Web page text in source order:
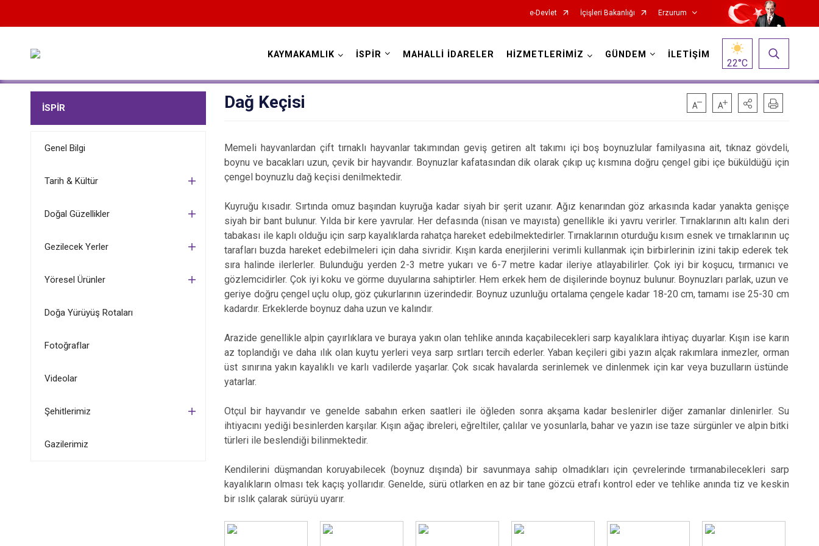
e-Devlet İçişleri Bakanlığı Erzurum
Aşkale
Hınıs
Horasan
Aziziye
İspir
Karaçoban
Narman
Oltu
Pasinler
Pazaryolu
Şenkaya
Tekman
Tortum
Yakutiye
KAYMAKAMLIK İSPİR MAHALLİ İDARELER HİZMETLERİMİZ GÜNDEM İLETİŞİM
22°C
İSPİR
Genel Bilgi
Tarih & Kültür
Doğal Güzellikler
Gezilecek Yerler
Yöresel Ürünler
Doğa Yürüyüş Rotaları
Fotoğraflar
Videolar
Şehitlerimiz
Gazilerimiz
Dağ Keçisi
Memeli hayvanlardan çift tırnaklı hayvanlar takımından geviş getiren alt takımı içi boş boynuzlular familyasına ait, tıknaz gövdeli,
boynu ve bacakları uzun, çevik bir hayvandır. Boynuzlar kafatasından dik olarak çıkıp uç kısmına doğru çengel gibi içe büküldüğü için
çengel boynuzlu dağ keçisi denilmektedir.
Kuyruğu kısadır. Sırtında omuz başından kuyruğa kadar siyah bir şerit uzanır. Ağız kenarından göz arkasında kadar yanakta genişçe
siyah bir bant bulunur. Yılda bir kere yavrular. Her defasında (nisan ve mayısta) genellikle iki yavru verirler. Tırnaklarının altı kalın deri
tabakası ile kaplı olduğu için sarp kayalıklarda rahatça hareket edebilmektedirler. Tırnaklarının oturduğu kısım esnek ve tırnaklarının uç
tarafları buzda hareket edebilmeleri için daha sivridir. Kışın karda enerjilerini verimli kullanmak için birbirlerinin izini takip ederek tek
sıra halinde ilerlerler. Bulunduğu yerden 2-3 metre yukarı ve 6-7 metre kadar ileriye atlayabilirler. Çok iyi bir koşucu, tırmanıcı ve
gözlemcidirler. Çok iyi koku ve görme duyularına sahiptirler. Hem erkek hem de dişilerinde boynuz bulunur. Boynuzları parlak, uzun ve
geriye doğru çengel uçlu olup, göz çukurlarının üzerindedir. Boynuz uzunluğu ortalama çengele kadar 18-20 cm, tamamı ise 25-30 cm
kadardır. Erkeklerde boynuz daha uzun ve kalındır.
Arazide genellikle alpin çayırlıklara ve buraya yakın olan tehlike anında kaçabilecekleri sarp kayalıklara ihtiyaç duyarlar. Kışın ise karın
az toplandığı ve daha ılık olan kuytu yerleri veya sarp sırtları tercih ederler. Yaban keçileri gibi yazın alçak rakımlara inmezler, orman
üst sınırına yakın kayalıklı ve karlı vadilerde yaşarlar. Çok sıcak havalarda serinlemek ve dinlenmek için kar veya buzulların üstünde
yatarlar.
Otçul bir hayvandır ve genelde sabahın erken saatleri ile öğleden sonra akşama kadar beslenirler diğer zamanlar dinlenirler. Su
ihtiyacını yediği besinlerden karşılar. Kışın ağaç ibreleri, eğreltiler, çalılar ve yosunlarla, bahar ve yazın ise taze sürgünler ve alpin bitki
türleri ile beslendiği bilinmektedir.
Kendilerini düşmandan koruyabilecek (boynuz dışında) bir savunmaya sahip olmadıkları için çevrelerinde tırmanabilecekleri sarp
kayalıkların olması tek kaçış yollarıdır. Genelde, sürü otlarken en az bir tane gözcü etrafı kontrol eder ve tehlike anında tiz ve keskin
bir ıslık çalarak sürüyü uyarır.